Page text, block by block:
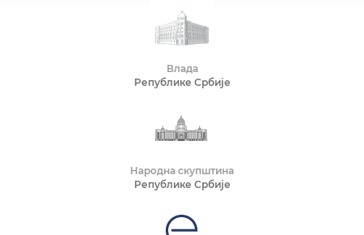
Влада
Републике Србије
Народна скупштина
Републике Србије